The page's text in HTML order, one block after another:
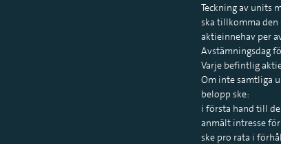
Teckning av units
ska tillkomma
aktieinnehav per
Avstämningsdag
Varje befintlig
Om inte samtliga
belopp ske:
i första hand till
anmält intresse
ske pro rata i